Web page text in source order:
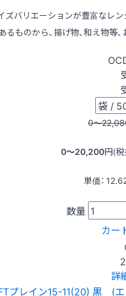
ズバリエーションが豊富なレ
るものから、揚げ物、和え物等
0〜
0〜20,200円(税
単価：
数量
カー
詳